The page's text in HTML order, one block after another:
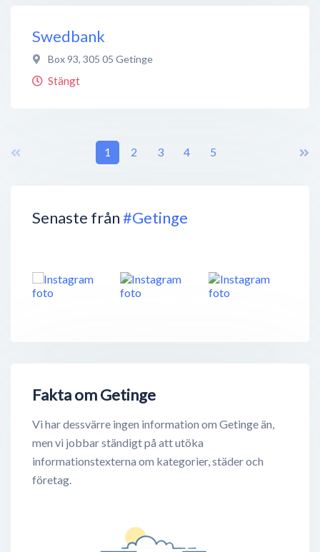
Senaste från#Getinge
Fakta om Getinge
Vi har dessvärre ingen information om Getinge än,
men vi jobbar ständigt på att utöka
informationstexterna om kategorier, städer och
företag.
Swedbank
Box 93, 305 05 Getinge
Stängt
1 2 3 4 5